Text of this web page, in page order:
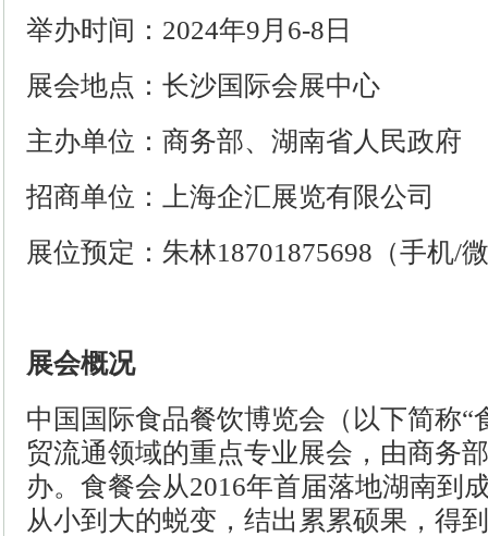
举办时间： 2024年9月6-8日
展会地点：长沙国际会展中心
主办单位：商务部、湖南省人民政府
招商单位：上海企汇展览有限公司
展位预定：朱林18701875698（手机/
展会概况
中国国际食品餐饮博览会（以下简称“
贸流通领域的重点专业展会，由商务
办。食餐会从2016年首届落地湖南到
从小到大的蜕变，结出累累硕果，得